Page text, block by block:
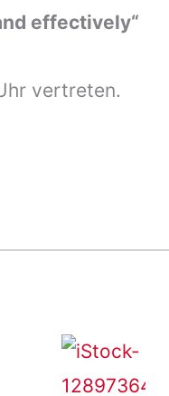
effectively“
vertreten.